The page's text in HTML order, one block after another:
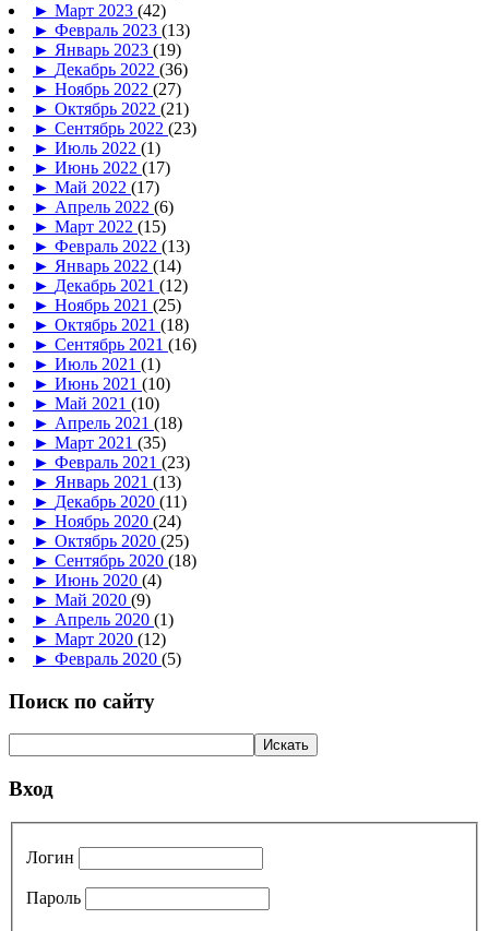
► Март 2023 (42)
► Февраль 2023 (13)
► Январь 2023 (19)
► Декабрь 2022 (36)
► Ноябрь 2022 (27)
► Октябрь 2022 (21)
► Сентябрь 2022 (23)
► Июль 2022 (1)
► Июнь 2022 (17)
► Май 2022 (17)
► Апрель 2022 (6)
► Март 2022 (15)
► Февраль 2022 (13)
► Январь 2022 (14)
► Декабрь 2021 (12)
► Ноябрь 2021 (25)
► Октябрь 2021 (18)
► Сентябрь 2021 (16)
► Июль 2021 (1)
► Июнь 2021 (10)
► Май 2021 (10)
► Апрель 2021 (18)
► Март 2021 (35)
► Февраль 2021 (23)
► Январь 2021 (13)
► Декабрь 2020 (11)
► Ноябрь 2020 (24)
► Октябрь 2020 (25)
► Сентябрь 2020 (18)
► Июнь 2020 (4)
► Май 2020 (9)
► Апрель 2020 (1)
► Март 2020 (12)
► Февраль 2020 (5)
Поиск по сайту
Вход
Логин
Пароль